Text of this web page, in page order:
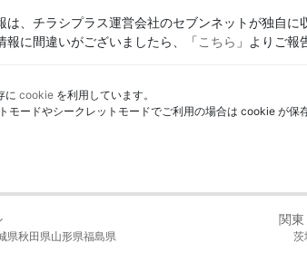
は、チラシプラス運営会社のセブンネットが独自
報に間違いがございましたら、「こちら 」よりご報
に cookie を利用しています。
モードやシークレットモードでご利用の場合は cookie が保
県秋田県山形県福島県
関東
茨